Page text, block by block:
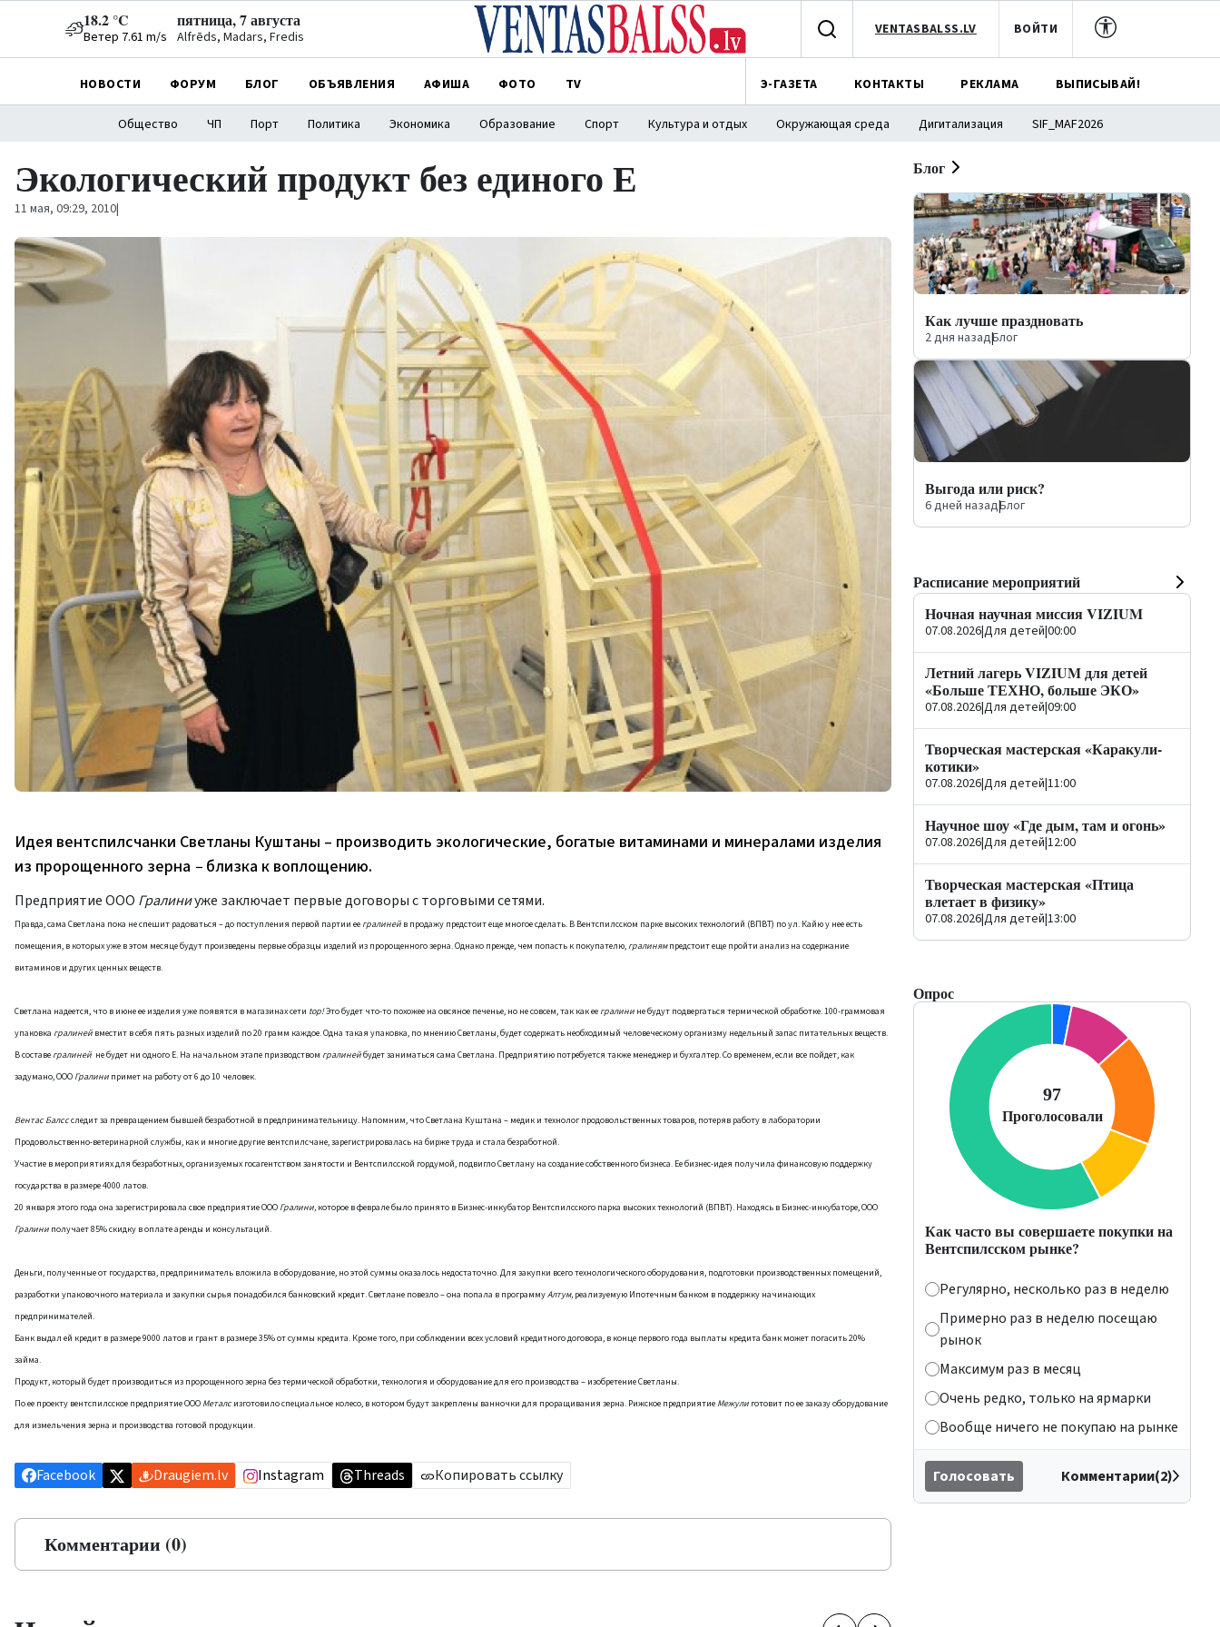
18.2 °C
Ветер 7.61 m/s
пятница, 7 августа
Alfrēds, Madars, Fredis VENTASBALSS.LV ВОЙТИ
НОВОСТИ ФОРУМ БЛОГ ОБЪЯВЛЕНИЯ АФИША ФОТО TV Э-ГАЗЕТА КОНТАКТЫ РЕКЛАМА ВЫПИСЫВАЙ!
Общество ЧП Порт Политика Экономика Образование Спорт Культура и отдых Окружающая среда Дигитализация SIF_MAF2026
Экологический продукт без единого Е
11 мая, 09:29, 2010|
Идея вентспилсчанки Светланы Куштаны – производить экологические, богатые витаминами и минералами изделия
из пророщенного зерна – близка к воплощению.
Предприятие ООО Гралиниуже заключает первые договоры с торговыми сетями.
Правда, сама Светлана пока не спешит радоваться – до поступления первой партии ее гралиней в продажу предстоит еще многое сделать. В Вентспилсском парке высоких технологий (ВПВТ) по ул. Кайю у нее есть
помещения, в которых уже в этом месяце будут произведены первые образцы изделий из пророщенного зерна. Однако прежде, чем попасть к покупателю, гралинямпредстоит еще пройти анализ на содержание
витаминов и других ценных веществ.
Светлана надеется, что в июне ее изделия уже появятся в магазинах сети top!Это будет что-то похожее на овсяное печенье, но не совсем, так как ее гралини не будут подвергаться термической обработке. 100-граммовая
упаковка гралиней вместит в себя пять разных изделий по 20 грамм каждое. Одна такая упаковка, по мнению Светланы, будет содержать необходимый человеческому организму недельный запас питательных веществ.
В составе гралиней не будет ни одного Е. На начальном этапе призводством гралинейбудет заниматься сама Светлана. Предприятию потребуется также менеджер и бухгалтер. Со временем, если все пойдет, как
задумано, ООО Гралини примет на работу от 6 до 10 человек.
Вентас Балссследит за превращением бывшей безработной в предпринимательницу. Напомним, что Светлана Куштана – медик и технолог продовольственных товаров, потеряв работу в лаборатории
Продовольственно-ветеринарной службы, как и многие другие вентспилсчане, зарегистрировалась на бирже труда и стала безработной.
Участие в мероприятиях для безработных, организуемых госагентством занятости и Вентспилсской гордумой, подвигло Светлану на создание собственного бизнеса. Ее бизнес-идея получила финансовую поддержку
государства в размере 4000 латов.
20 января этого года она зарегистрировала свое предприятие ООО Гралини, которое в феврале было принято в Бизнес-инкубатор Вентспилсского парка высоких технологий (ВПВТ). Находясь в Бизнес-инкубаторе, ООО
Гралини получает 85% скидку в оплате аренды и консультаций.
Деньги, полученные от государства, предприниматель вложила в оборудование, но этой суммы оказалось недостаточно. Для закупки всего технологического оборудования, подготовки производственных помещений,
разработки упаковочного материала и закупки сырья понадобился банковский кредит. Светлане повезло – она попала в программуАлтум, реализуемую Ипотечным банком в поддержку начинающих
предпринимателей.
Банк выдал ей кредит в размере 9000 латов и грант в размере 35% от суммы кредита. Кроме того, при соблюдении всех условий кредитного договора, в конце первого года выплаты кредита банк может погасить 20%
займа.
Продукт, который будет производиться из пророщенного зерна без термической обработки, технология и оборудование для его производства – изобретение Светланы.
По ее проекту вентспилсское предприятие ООО Металс изготовило специальное колесо, в котором будут закреплены ванночки для проращивания зерна. Рижское предприятие Межули готовит по ее заказу оборудование
для измельчения зерна и производства готовой продукции.
Facebook Draugiem.lv Instagram Threads Копировать ссылку
Комментарии (0)
Блог
Как лучше праздновать
2 дня назад|Блог
Выгода или риск?
6 дней назад|Блог
Расписание мероприятий
Ночная научная миссия VIZIUM
07.08.2026|Для детей|00:00
Летний лагерь VIZIUM для детей
«Больше ТЕХНО, больше ЭКО»
07.08.2026|Для детей|09:00
Творческая мастерская «Каракули-
котики»
07.08.2026|Для детей|11:00
Научное шоу «Где дым, там и огонь»
07.08.2026|Для детей|12:00
Творческая мастерская «Птица
влетает в физику»
07.08.2026|Для детей|13:00
Опрос
Как часто вы совершаете покупки на
Вентспилсском рынке?
Регулярно, несколько раз в неделю
Примерно раз в неделю посещаю
рынок
Максимум раз в месяц
Очень редко, только на ярмарки
Вообще ничего не покупаю на рынке
Голосовать Комментарии(2)